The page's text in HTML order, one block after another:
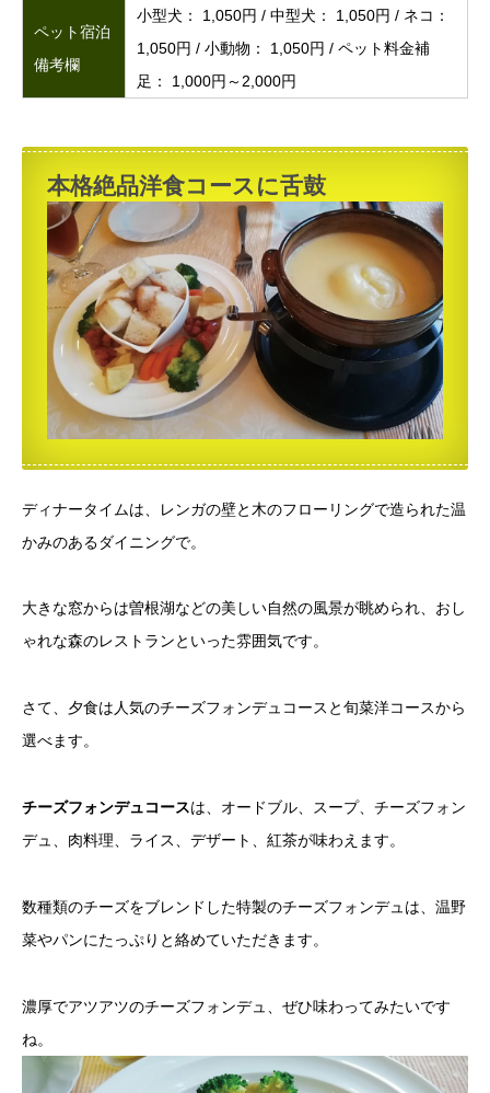
ペット宿泊
備考欄
小型犬： 1,050円 / 中型犬： 1,050円 / ネコ：
1,050円 / 小動物： 1,050円 / ペット料金補
足： 1,000円～2,000円
本格絶品洋食コースに舌鼓
ディナータイムは、レンガの壁と木のフローリングで造られた温
かみのあるダイニングで。
大きな窓からは曽根湖などの美しい自然の風景が眺められ、おし
ゃれな森のレストランといった雰囲気です。
さて、夕食は人気のチーズフォンデュコースと旬菜洋コースから
選べます。
チーズフォンデュコースは、オードブル、スープ、チーズフォン
デュ、肉料理、ライス、デザート、紅茶が味わえます。
数種類のチーズをブレンドした特製のチーズフォンデュは、温野
菜やパンにたっぷりと絡めていただきます。
濃厚でアツアツのチーズフォンデュ、ぜひ味わってみたいです
ね。